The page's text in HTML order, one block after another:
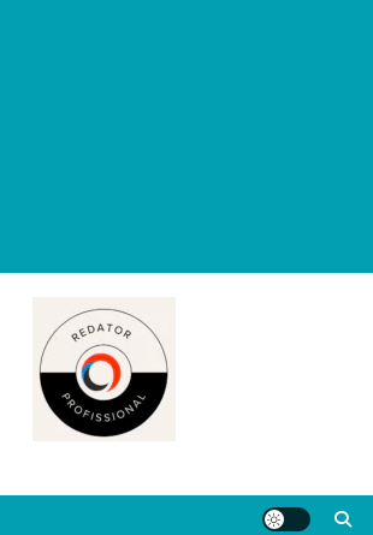
úteis para começar, evoluir e se destacar